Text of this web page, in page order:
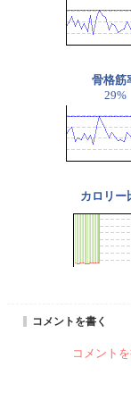
骨格筋
29%
カロリー
コメントを書く
コメント